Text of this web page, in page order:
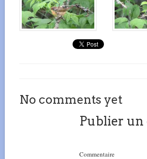
No comments yet
Publier
Commentaire